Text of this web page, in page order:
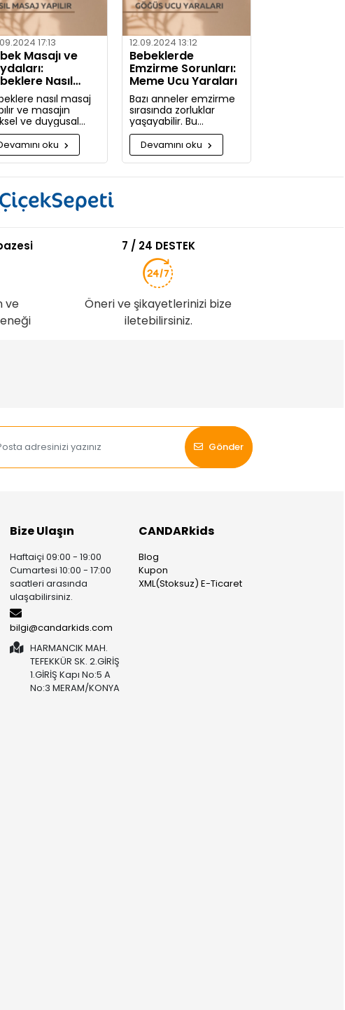
17:13
Masajı ve
Nasıl
Yapılır
nasıl masaj
ve masajın
ve duygusal
nelerdir?
bugüne kadar
yapmadığınıza
olacaksınız!
oku
12.09.2024 13:12
Bebeklerde
Emzirme Sorunları:
Meme Ucu Yaraları
Bazı anneler emzirme
sırasında zorluklar
yaşayabilir. Bu
zorlukların başında
meme ucu yaraları ve
emzirme sırasında
hissedilen acı gelir.
Devamını oku
ve
7 / 24 DESTEK
Öneri ve şikayetlerinizi bize
iletebilirsiniz.
Gönder
Bize Ulaşın
Haftaiçi 09:00 - 19:00
Cumartesi 10:00 - 17:00
saatleri arasında
ulaşabilirsiniz.
bilgi@candarkids.com
HARMANCIK MAH.
TEFEKKÜR SK. 2.GİRİŞ
1.GİRİŞ Kapı No:5 A
No:3 MERAM/KONYA
CANDARkids
Blog
Kupon
XML(Stoksuz) E-Ticaret